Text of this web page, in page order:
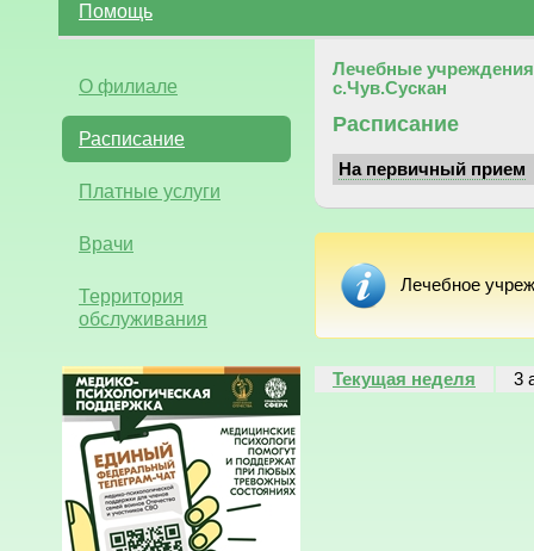
Помощь
О филиале
Расписание
Платные услуги
Врачи
Территория
обслуживания
Лечебные учреждения
с.Чув.Сускан
Расписание
На первичный прием
Лечебное
Текущая неделя 3